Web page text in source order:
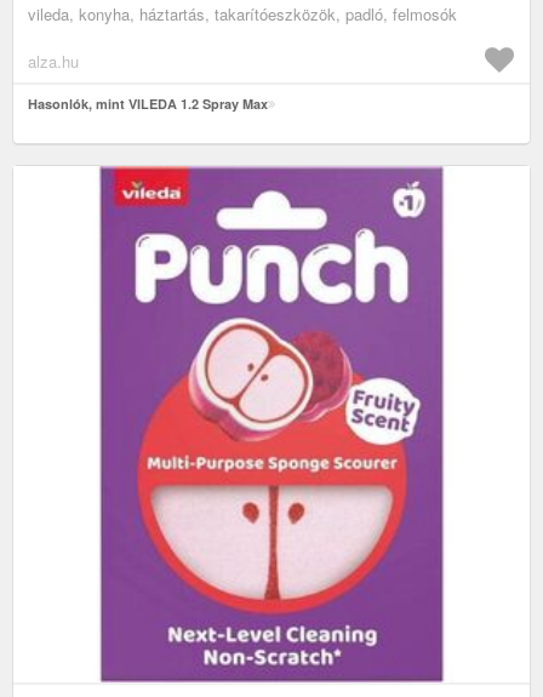
vileda, konyha, háztartás, takarítóeszközök, padló, felmosók
alza.hu
Hasonlók, mint VILEDA 1.2 Spray Max